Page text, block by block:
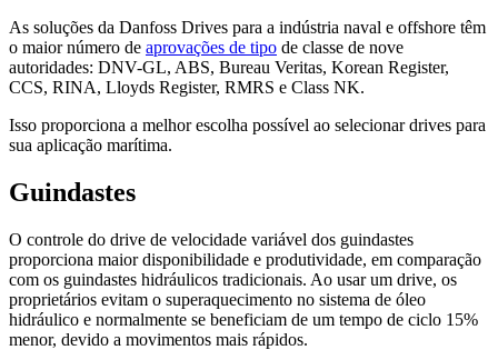
As soluções da Danfoss Drives para a indústria naval e offshore têm
o maior número de aprovações de tipo de classe de nove
autoridades: DNV-GL, ABS, Bureau Veritas, Korean Register,
CCS, RINA, Lloyds Register, RMRS e Class NK.
Isso proporciona a melhor escolha possível ao selecionar drives para
sua aplicação marítima.
Guindastes
O controle do drive de velocidade variável dos guindastes
proporciona maior disponibilidade e produtividade, em comparação
com os guindastes hidráulicos tradicionais. Ao usar um drive, os
proprietários evitam o superaquecimento no sistema de óleo
hidráulico e normalmente se beneficiam de um tempo de ciclo 15%
menor, devido a movimentos mais rápidos.